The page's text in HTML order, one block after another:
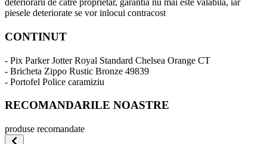
deteriorarii de catre proprietar, garantia nu mai este valabila, iar
piesele deteriorate se vor inlocui contracost
CONTINUT
- Pix Parker Jotter Royal Standard Chelsea Orange CT
- Bricheta Zippo Rustic Bronze 49839
- Portofel Police caramiziu
RECOMANDARILE NOASTRE
produse recomandate